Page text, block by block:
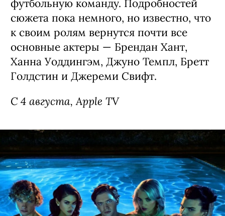
футбольную команду. Подробностей
сюжета пока немного, но известно, что
к своим ролям вернутся почти все
основные актеры — Брендан Хант,
Ханна Уоддингэм, Джуно Темпл, Бретт
Голдстин и Джереми Свифт.
С 4 августа, Apple TV